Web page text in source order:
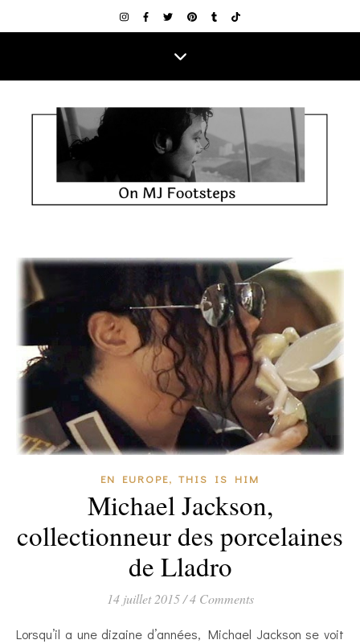
EN EUROPE, THIS IS HIM
Michael Jackson,
collectionneur des porcelaines
de Lladro
14 juillet 2015 / 4 Comments
Lorsqu’il a une dizaine d’années, Michael Jackson se voit